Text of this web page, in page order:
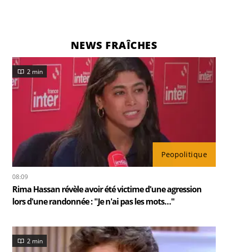
NEWS FRAÎCHES
Peopolitique
2 min
08:09
Rima Hassan révèle avoir été victime d'une agression
lors d'une randonnée : "Je n'ai pas les mots…"
2 min